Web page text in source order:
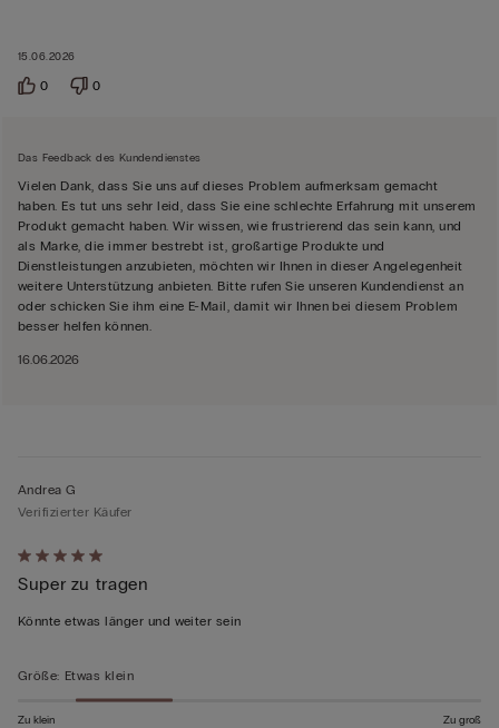
15.06.2026
0 0
Das Feedback des Kundendienstes
Vielen Dank, dass Sie uns auf dieses Problem aufmerksam gemacht
haben. Es tut uns sehr leid, dass Sie eine schlechte Erfahrung mit unserem
Produkt gemacht haben. Wir wissen, wie frustrierend das sein kann, und
als Marke, die immer bestrebt ist, großartige Produkte und
Dienstleistungen anzubieten, möchten wir Ihnen in dieser Angelegenheit
weitere Unterstützung anbieten. Bitte rufen Sie unseren Kundendienst an
oder schicken Sie ihm eine E-Mail, damit wir Ihnen bei diesem Problem
besser helfen können.
16.06.2026
Mit
5
von
bewertet
Andrea G
Verifizierter Käufer
Super zu tragen
Könnte etwas länger und weiter sein
Größe: Etwas klein
Zu klein Zu groß